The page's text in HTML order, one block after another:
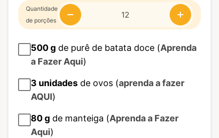
Quantidade
de porções
500g de purê de batata doce (Aprenda
a Fazer Aqui)
3 unidades de ovos (aprenda a fazer
AQUI)
80g de manteiga (Aprenda a Fazer
Aqui)